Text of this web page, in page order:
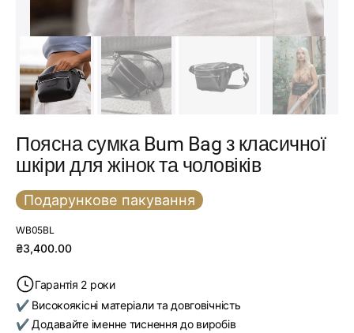
Поясна сумка Bum Bag з класичної
шкіри для жінок та чоловіків
Подарункове пакування
SKU:
WB05BL
Звичайна
₴3,400.00
Гарантія 2 роки
✔ Високоякісні матеріали та довговічність
✔ Додавайте іменне тиснення до виробів